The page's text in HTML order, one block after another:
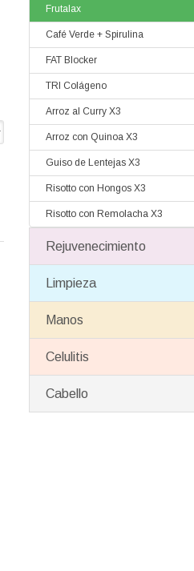
Frutalax
Café Verde + Spirulina
FAT Blocker
TRI Colágeno
Arroz al Curry X3
Arroz con Quinoa X3
Guiso de Lentejas X3
Risotto con Hongos X3
Risotto con Remolacha X3
Rejuvenecimiento
Limpieza
Manos
Celulitis
Cabello